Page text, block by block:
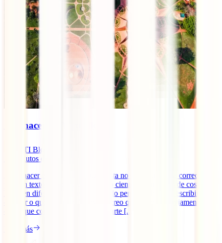
Qué hacer en Auroville
IATI Blog
minutos de lectura
¿Qué hacer en Auroville? Quizá esta no sea la pregunta correcta
para un texto como este. He escrito cientos de artículos de cosas que
hacer en diferentes partes del mundo pero, a la hora de escribir sobre
qué ver o qué hacer en Auroville, creo que (aunque obviamente hay
cosas que comentar al respecto), parte [...]
Leer más